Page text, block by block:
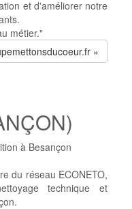
et d'améliorer notre
métier."
»
à Besançon
du réseau ECONETO,
technique et